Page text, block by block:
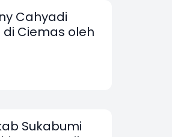
Cahyadi
Ciemas oleh
Sukabumi